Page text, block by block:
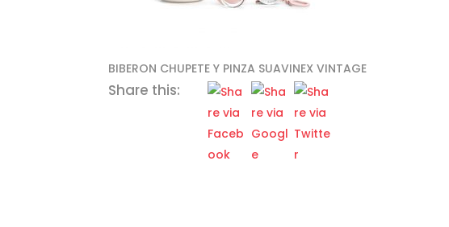
BIBERON CHUPETE Y PINZA SUAVINEX VINTAGE
Share this: